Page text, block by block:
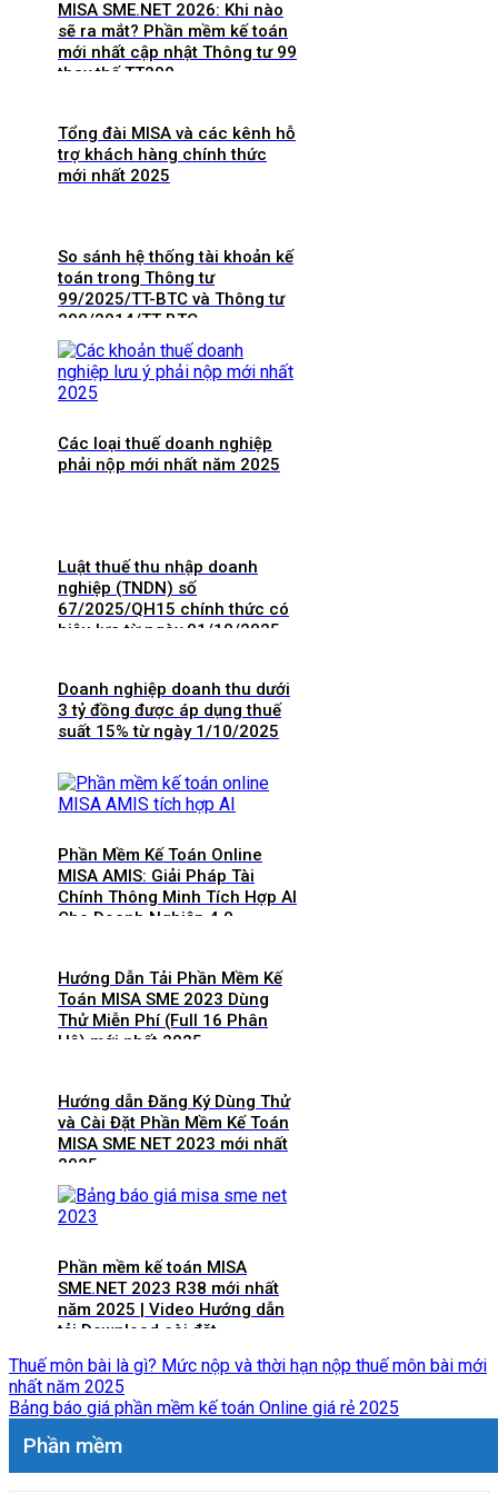
MISA SME.NET 2026: Khi nào
sẽ ra mắt? Phần mềm kế toán
mới nhất cập nhật Thông tư 99
thay thế TT200
Tổng đài MISA và các kênh hỗ
trợ khách hàng chính thức
mới nhất 2025
So sánh hệ thống tài khoản kế
toán trong Thông tư
99/2025/TT-BTC và Thông tư
200/2014/TT-BTC
Các loại thuế doanh nghiệp
phải nộp mới nhất năm 2025
Luật thuế thu nhập doanh
nghiệp (TNDN) số
67/2025/QH15 chính thức có
hiệu lực từ ngày 01/10/2025
Doanh nghiệp doanh thu dưới
3 tỷ đồng được áp dụng thuế
suất 15% từ ngày 1/10/2025
Phần Mềm Kế Toán Online
MISA AMIS: Giải Pháp Tài
Chính Thông Minh Tích Hợp AI
Cho Doanh Nghiệp 4.0
Hướng Dẫn Tải Phần Mềm Kế
Toán MISA SME 2023 Dùng
Thử Miễn Phí (Full 16 Phân
Hệ) mới nhất 2025
Hướng dẫn Đăng Ký Dùng Thử
và Cài Đặt Phần Mềm Kế Toán
MISA SME NET 2023 mới nhất
2025
Phần mềm kế toán MISA
SME.NET 2023 R38 mới nhất
năm 2025 | Video Hướng dẫn
tải Download cài đặt
Thuế môn bài là gì? Mức nộp và thời hạn nộp thuế môn bài mới
nhất năm 2025
Bảng báo giá phần mềm kế toán Online giá rẻ 2025
Phần mềm